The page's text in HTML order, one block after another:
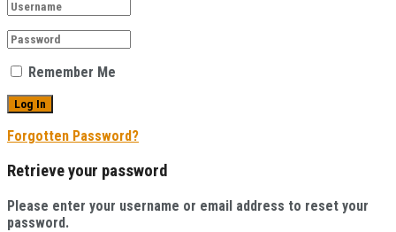
Remember Me
Forgotten Password?
Retrieve your password
Please enter your username or email address to reset your
password.